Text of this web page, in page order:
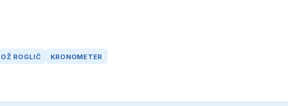
ROGLIČ KRONOMETER